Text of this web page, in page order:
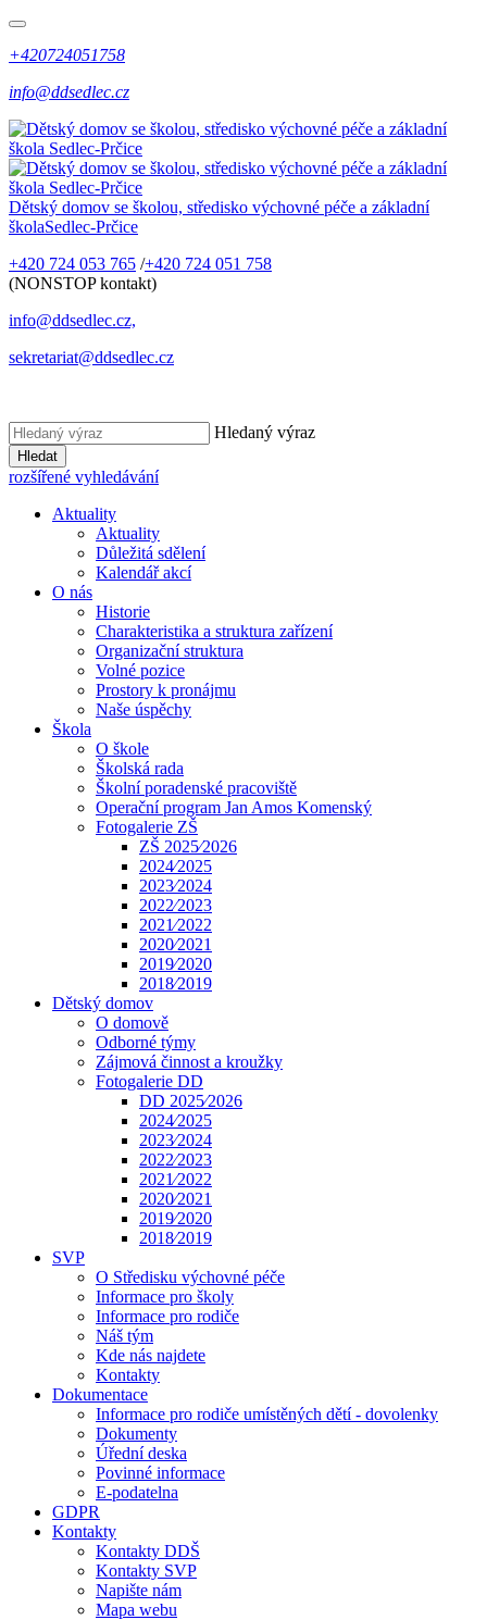
+420724051758
info@ddsedlec.cz
Dětský domov se školou, středisko výchovné péče a základní
školaSedlec-Prčice
+420 724 053 765 /+420 724 051 758
(NONSTOP kontakt)
info@ddsedlec.cz,
sekretariat@ddsedlec.cz
Hledaný výraz
Hledat
rozšířené vyhledávání
Aktuality
Aktuality
Důležitá sdělení
Kalendář akcí
O nás
Historie
Charakteristika a struktura zařízení
Organizační struktura
Volné pozice
Prostory k pronájmu
Naše úspěchy
Škola
O škole
Školská rada
Školní poradenské pracoviště
Operační program Jan Amos Komenský
Fotogalerie ZŠ
ZŠ 2025⁄2026
2024⁄2025
2023⁄2024
2022⁄2023
2021⁄2022
2020⁄2021
2019⁄2020
2018⁄2019
Dětský domov
O domově
Odborné týmy
Zájmová činnost a kroužky
Fotogalerie DD
DD 2025⁄2026
2024⁄2025
2023⁄2024
2022⁄2023
2021⁄2022
2020⁄2021
2019⁄2020
2018⁄2019
SVP
O Středisku výchovné péče
Informace pro školy
Informace pro rodiče
Náš tým
Kde nás najdete
Kontakty
Dokumentace
Informace pro rodiče umístěných dětí - dovolenky
Dokumenty
Úřední deska
Povinné informace
E-podatelna
GDPR
Kontakty
Kontakty DDŠ
Kontakty SVP
Napište nám
Mapa webu